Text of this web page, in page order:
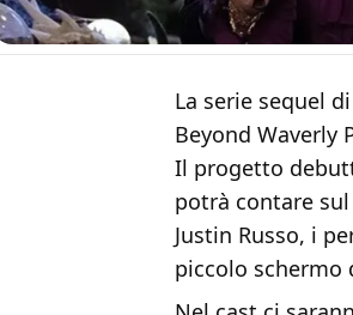
La serie sequel
Beyond Waverly
Il progetto
potrà contare
Justin Russo, i
piccolo schermo